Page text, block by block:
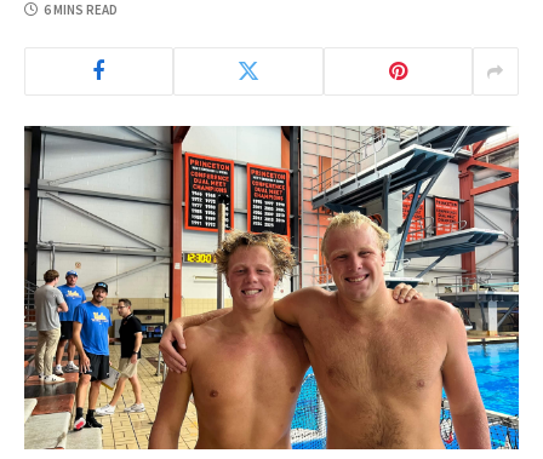
6 MINS READ